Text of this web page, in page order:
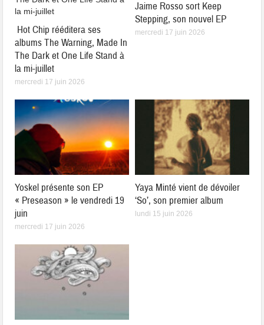
Hot Chip rééditera ses
albums The Warning, Made In
The Dark et One Life Stand à
la mi-juillet
mercredi 17 juin 2026
Jaime Rosso sort Keep
Stepping, son nouvel EP
mercredi 17 juin 2026
Yoskel présente son EP
« Preseason » le vendredi 19
juin
mercredi 17 juin 2026
Yaya Minté vient de dévoiler
‘So’, son premier album
lundi 15 juin 2026